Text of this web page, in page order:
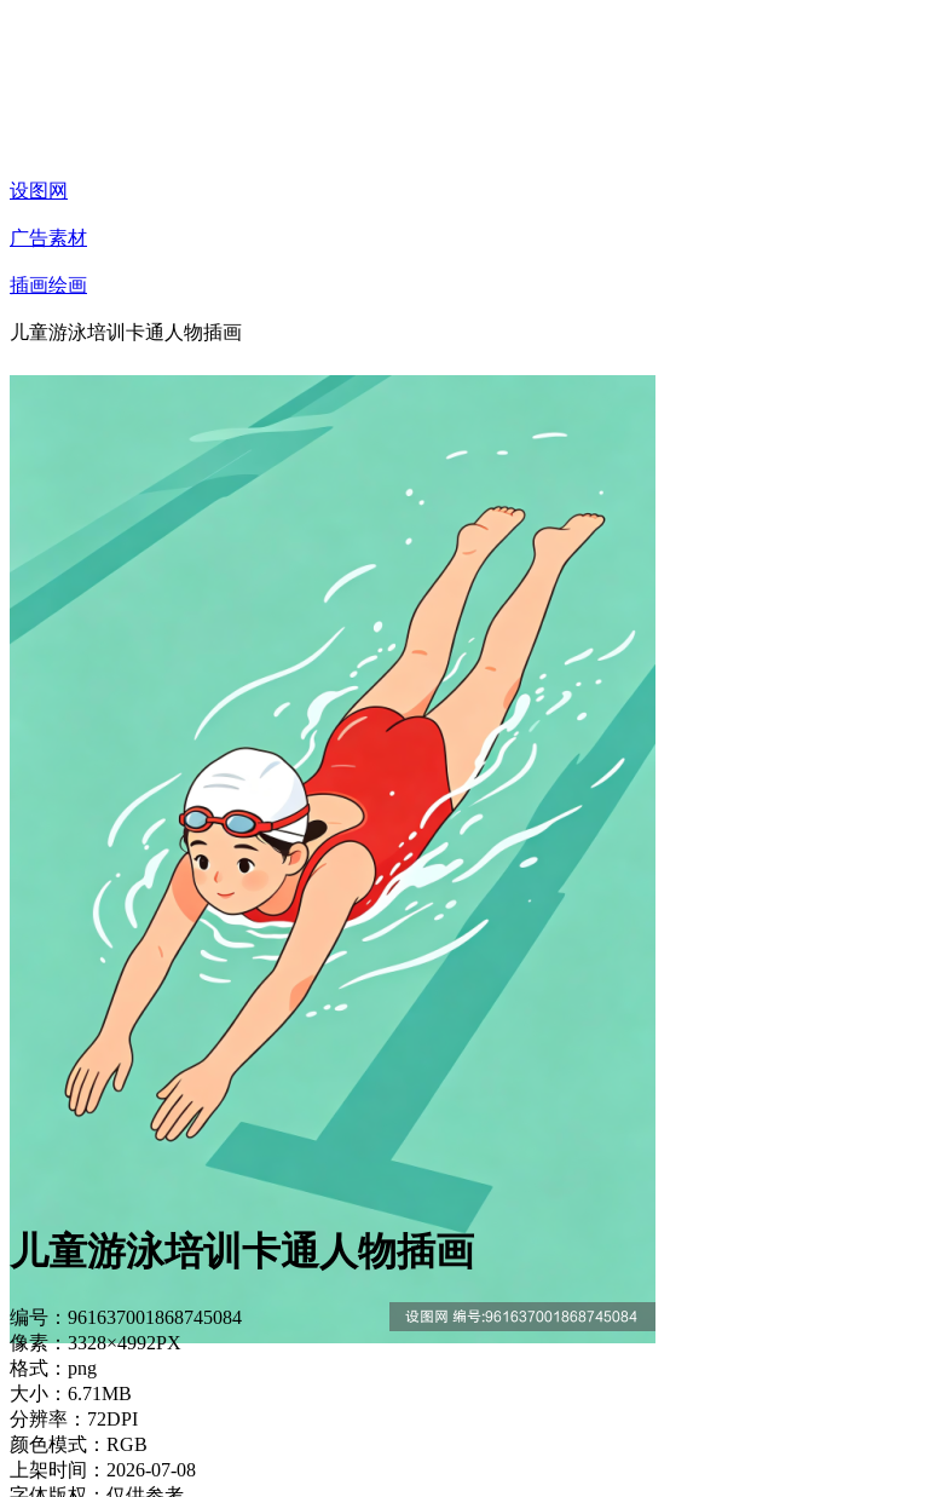
设图网
广告素材
插画绘画
儿童游泳培训卡通人物插画
儿童游泳培训卡通人物插画
编号：961637001868745084
像素：3328×4992PX
格式：png
大小：6.71MB
分辨率：72DPI
颜色模式：RGB
上架时间：2026-07-08